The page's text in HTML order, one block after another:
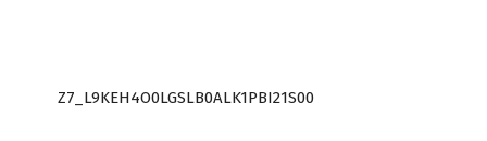
Z7_L9KEH4O0LGSLB0ALK1PBI21S00